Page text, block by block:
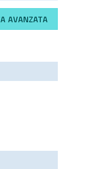
AVANZATA